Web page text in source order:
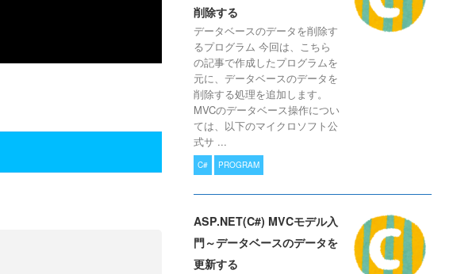
削除する
データベースのデータを削除す
るプログラム 今回は、こちら
の記事で作成したプログラムを
元に、データベースのデータを
削除する処理を追加します。
MVCのデータベース操作につい
ては、以下のマイクロソフト公
式サ ...
C# PROGRAM
ASP.NET(C#) MVCモデル入
門～データベースのデータを
更新する